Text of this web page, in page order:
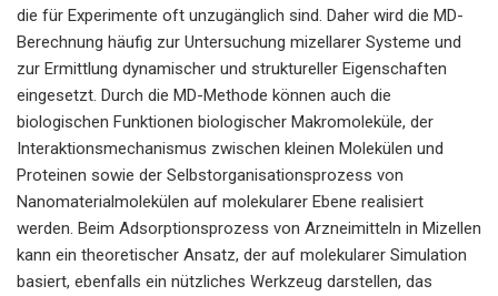
die für Experimente oft unzugänglich sind. Daher wird die MD-
Berechnung häufig zur Untersuchung mizellarer Systeme und
zur Ermittlung dynamischer und struktureller Eigenschaften
eingesetzt. Durch die MD-Methode können auch die
biologischen Funktionen biologischer Makromoleküle, der
Interaktionsmechanismus zwischen kleinen Molekülen und
Proteinen sowie der Selbstorganisationsprozess von
Nanomaterialmolekülen auf molekularer Ebene realisiert
werden. Beim Adsorptionsprozess von Arzneimitteln in Mizellen
kann ein theoretischer Ansatz, der auf molekularer Simulation
basiert, ebenfalls ein nützliches Werkzeug darstellen, das